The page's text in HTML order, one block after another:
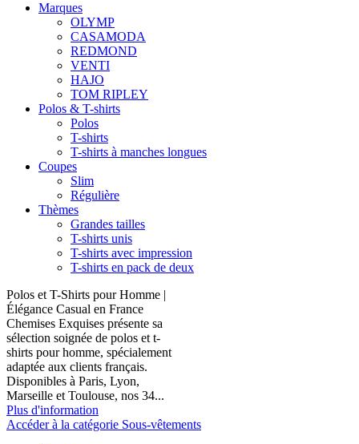
Marques
OLYMP
CASAMODA
REDMOND
VENTI
HAJO
TOM RIPLEY
Polos & T-shirts
Polos
T-shirts
T-shirts à manches longues
Coupes
Slim
Régulière
Thèmes
Grandes tailles
T-shirts unis
T-shirts avec impression
T-shirts en pack de deux
Polos et T-Shirts pour Homme |
Élégance Casual en France
Chemises Exquises présente sa
sélection soignée de polos et t-
shirts pour homme, spécialement
adaptée aux clients français.
Disponibles à Paris, Lyon,
Marseille et Toulouse, nos 34...
Plus d'information
Accéder à la catégorie Sous-vêtements